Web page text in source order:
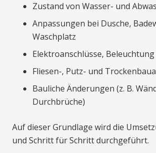
Zustand von Wasser- und
Anpassungen bei Dusche,
Waschplatz
Elektroanschlüsse,
Fliesen-, Putz- und
Bauliche Änderungen (z. B.
Durchbrüche)
Auf dieser Grundlage wird die
und Schritt für Schritt durchgeführt.